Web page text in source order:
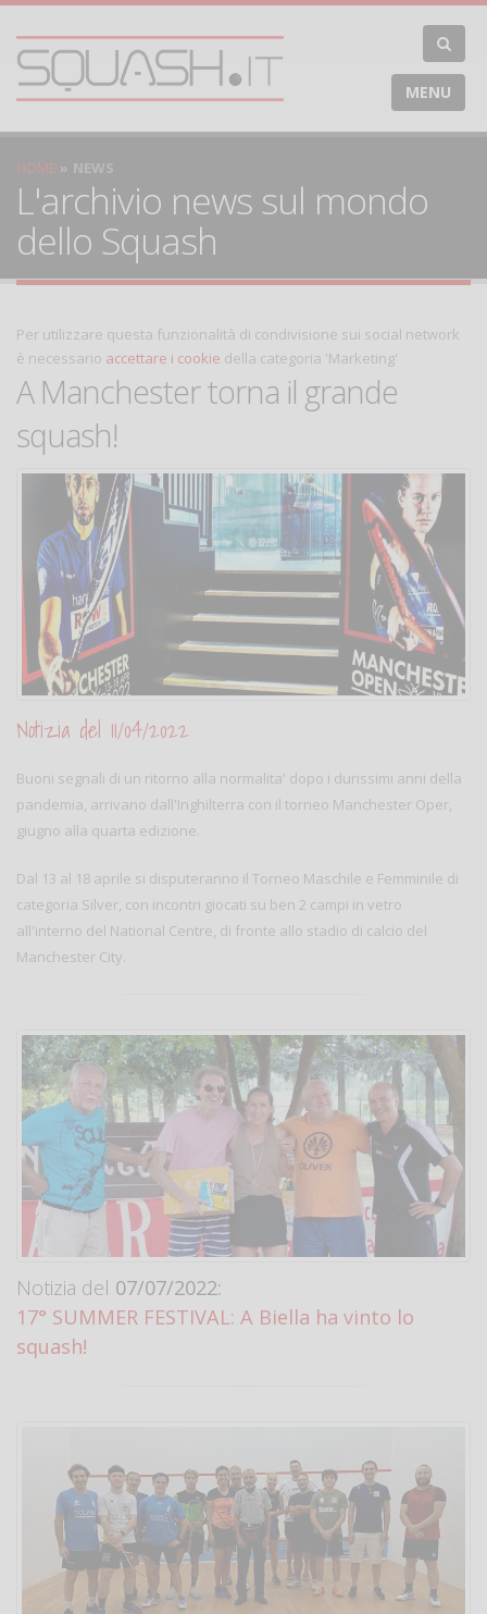
MENU
HOME NEWS
L'archivio news sul mondo
dello Squash
Per utilizzare questa funzionalità di condivisione sui social network
è necessario accettare i cookie della categoria 'Marketing'
A Manchester torna il grande
squash!
Notizia del 11/04/2022
Buoni segnali di un ritorno alla normalita' dopo i durissimi anni della
pandemia, arrivano dall'Inghilterra con il torneo Manchester Oper,
giugno alla quarta edizione.
Dal 13 al 18 aprile si disputeranno il Torneo Maschile e Femminile di
categoria Silver, con incontri giocati su ben 2 campi in vetro
all'interno del National Centre, di fronte allo stadio di calcio del
Manchester City.
Notizia del 07/07/2022:
17° SUMMER FESTIVAL: A Biella ha vinto lo
squash!